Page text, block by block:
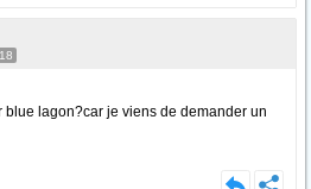
blue lagon?car je viens de demander un